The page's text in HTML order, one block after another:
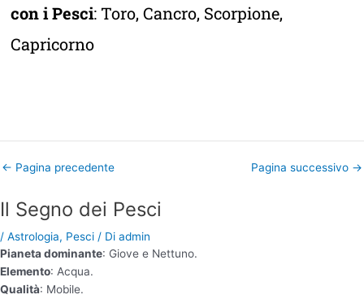
con i Pesci: Toro,Cancro, Scorpione,
Capricorno
← Pagina precedente Pagina successivo →
Il Segno dei Pesci
/ Astrologia, Pesci / Di admin
Pianeta dominante: Giove e Nettuno.
Elemento: Acqua.
Qualità: Mobile.